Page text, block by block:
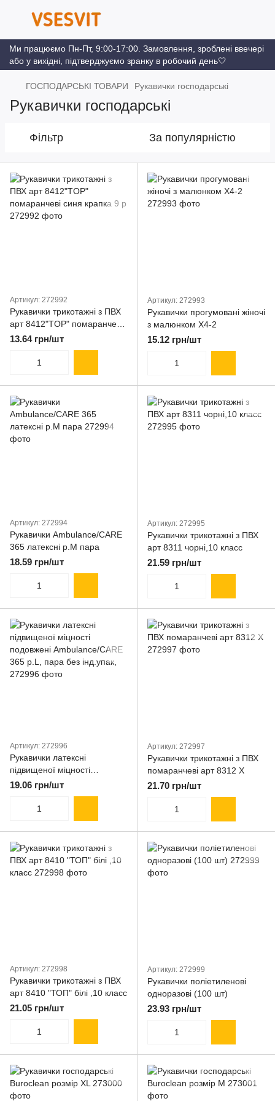
Ми працюємо Пн-Пт, 9:00-17:00. Замовлення, зроблені ввечері
або у вихідні, підтверджуємо зранку в робочий день🤍
ГОСПОДАРСЬКІ ТОВАРИ Рукавички господарські
Рукавички господарські
Фільтр За популярністю
Артикул: 272992
Рукавички трикотажні з ПВХ
арт 8412"TOP" помаранчеві
синя крапка 9 р
13.64 грн/шт
Артикул: 272993
Рукавички прогумовані жіночі
з малюнком Х4-2
15.12 грн/шт
Артикул: 272994
Рукавички Ambulance/CARE
365 латексні р.М пара
18.59 грн/шт
Артикул: 272995
Рукавички трикотажні з ПВХ
арт 8311 чорні,10 класс
21.59 грн/шт
Артикул: 272996
Рукавички латексні
підвищеної міцності
подовжені Ambulance/CARE
365 р.L, пара без інд.упак,
19.06 грн/шт
Артикул: 272997
Рукавички трикотажні з ПВХ
помаранчеві арт 8312 Х
21.70 грн/шт
Артикул: 272998
Рукавички трикотажні з ПВХ
арт 8410 "ТОП" білі ,10 класс
21.05 грн/шт
Артикул: 272999
Рукавички поліетиленові
одноразові (100 шт)
23.93 грн/шт